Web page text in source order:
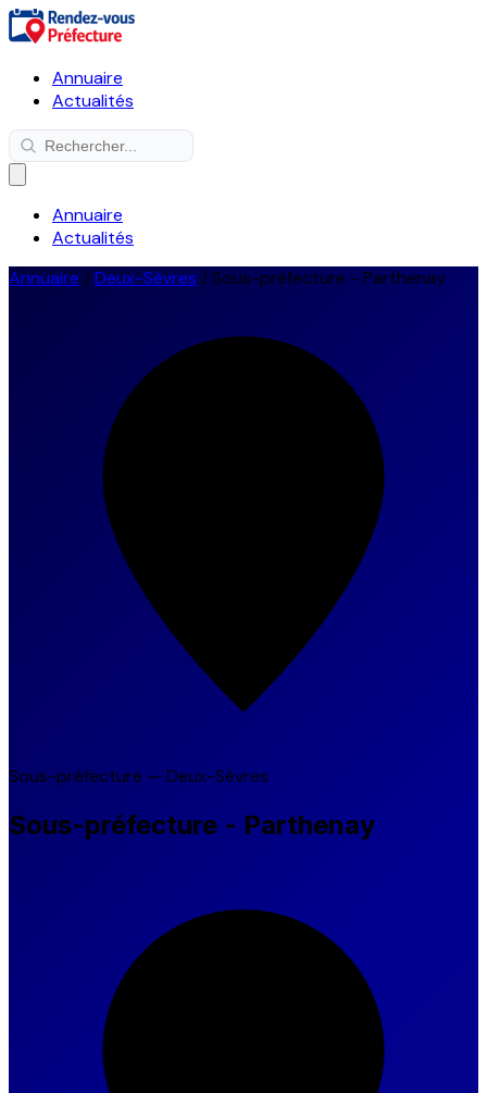
Annuaire
Actualités
Annuaire
Actualités
Annuaire /Deux-Sèvres / Sous-préfecture - Parthenay
Sous-préfecture — Deux-Sèvres
Sous-préfecture - Parthenay